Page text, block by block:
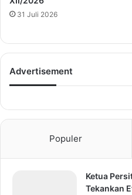
31 Juli 2026
Advertisement
Populer
Ketua
Tekankan